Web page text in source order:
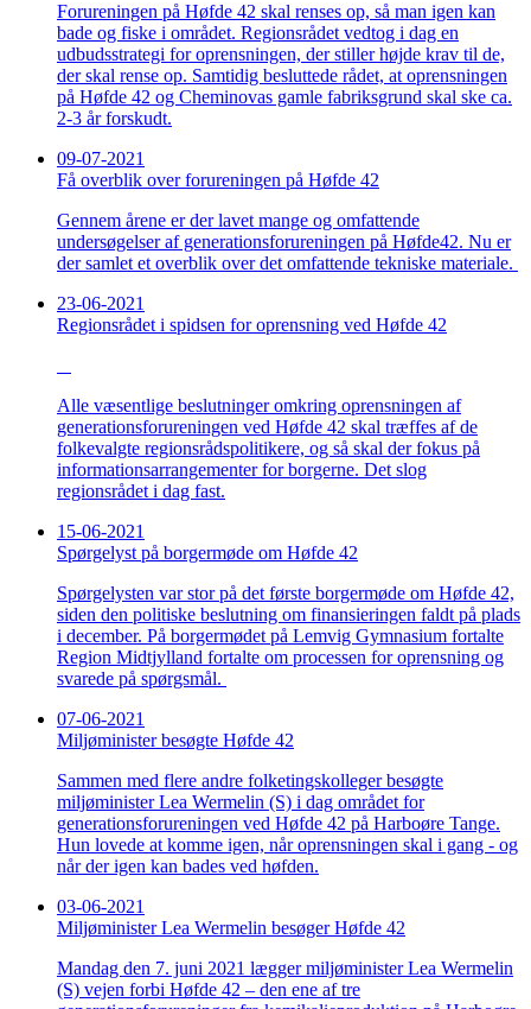
Forureningen på Høfde 42 skal renses op, så man igen kan
bade og fiske i området. Regionsrådet vedtog i dag en
udbudsstrategi for oprensningen, der stiller højde krav til de,
der skal rense op. Samtidig besluttede rådet, at oprensningen
på Høfde 42 og Cheminovas gamle fabriksgrund skal ske ca.
2-3 år forskudt.
09-07-2021
Få overblik over forureningen på Høfde 42
Gennem årene er der lavet mange og omfattende
undersøgelser af generationsforureningen på Høfde42. Nu er
der samlet et overblik over det omfattende tekniske materiale.
23-06-2021
Regionsrådet i spidsen for oprensning ved Høfde 42
Alle væsentlige beslutninger omkring oprensningen af
generationsforureningen ved Høfde 42 skal træffes af de
folkevalgte regionsrådspolitikere, og så skal der fokus på
informationsarrangementer for borgerne. Det slog
regionsrådet i dag fast.
15-06-2021
Spørgelyst på borgermøde om Høfde 42
Spørgelysten var stor på det første borgermøde om Høfde 42,
siden den politiske beslutning om finansieringen faldt på plads
i december. På borgermødet på Lemvig Gymnasium fortalte
Region Midtjylland fortalte om processen for oprensning og
svarede på spørgsmål.
07-06-2021
Miljøminister besøgte Høfde 42
Sammen med flere andre folketingskolleger besøgte
miljøminister Lea Wermelin (S) i dag området for
generationsforureningen ved Høfde 42 på Harboøre Tange.
Hun lovede at komme igen, når oprensningen skal i gang - og
når der igen kan bades ved høfden.
03-06-2021
Miljøminister Lea Wermelin besøger Høfde 42
Mandag den 7. juni 2021 lægger miljøminister Lea Wermelin
(S) vejen forbi Høfde 42 – den ene af tre